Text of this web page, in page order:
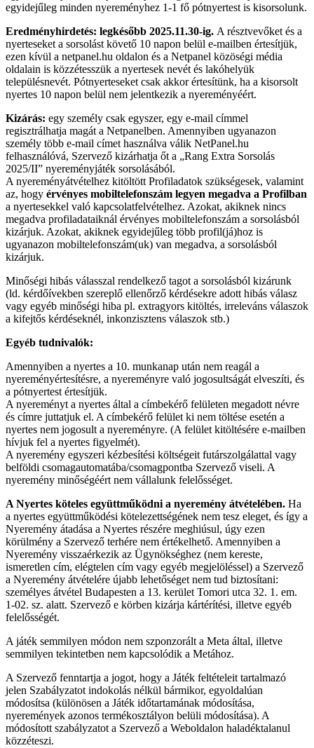
egyidejűleg minden nyereményhez 1-1 fő pótnyertest is kisorsolunk.
Eredményhirdetés: legkésőbb 2025.11.30-ig. A résztvevőket és a
nyerteseket a sorsolást követő 10 napon belül e-mailben értesítjük,
ezen kívül a netpanel.hu oldalon és a Netpanel közöségi média
oldalain is közzétesszük a nyertesek nevét és lakóhelyük
településnevét. Pótnyerteseket csak akkor értesítünk, ha a kisorsolt
nyertes 10 napon belül nem jelentkezik a nyereményéért.
Kizárás: egy személy csak egyszer, egy e-mail címmel
regisztrálhatja magát a Netpanelben. Amennyiben ugyanazon
személy több e-mail címet használva válik NetPanel.hu
felhasználóvá, Szervező kizárhatja őt a „Rang Extra Sorsolás
2025/II” nyereményjáték sorsolásából.
A nyereményátvételhez kitöltött Profiladatok szükségesek, valamint
az, hogy érvényes mobiltelefonszám legyen megadva a Profilban
a nyertesekkel való kapcsolatfelvételhez. Azokat, akiknek nincs
megadva profiladataiknál érvényes mobiltelefonszám a sorsolásból
kizárjuk. Azokat, akiknek egyidejűleg több profil(já)hoz is
ugyanazon mobiltelefonszám(uk) van megadva, a sorsolásból
kizárjuk.
Minőségi hibás válasszal rendelkező tagot a sorsolásból kizárunk
(ld. kérdőívekben szereplő ellenőrző kérdésekre adott hibás válasz
vagy egyéb minőségi hiba pl. extragyors kitöltés, irreleváns válaszok
a kifejtős kérdéseknél, inkonzisztens válaszok stb.)
Egyéb tudnivalók:
Amennyiben a nyertes a 10. munkanap után nem reagál a
nyereményértesítésre, a nyereményre való jogosultságát elveszíti, és
a pótnyertest értesítjük.
A nyereményt a nyertes által a címbekérő felületen megadott névre
és címre juttatjuk el. A címbekérő felület ki nem töltése esetén a
nyertes nem jogosult a nyereményre. (A felület kitöltésére e-mailben
hívjuk fel a nyertes figyelmét).
A nyeremény egyszeri kézbesítési költségeit futárszolgálattal vagy
belföldi csomagautomatába/csomagpontba Szervező viseli. A
nyeremény minőségéért nem vállalunk felelősséget.
A Nyertes köteles együttműködni a nyeremény átvételében. Ha
a nyertes együttműködési kötelezettségének nem tesz eleget, és így a
Nyeremény átadása a Nyertes részére meghiúsul, úgy ezen
körülmény a Szervező terhére nem értékelhető. Amennyiben a
Nyeremény visszaérkezik az Ügynökséghez (nem kereste,
ismeretlen cím, elégtelen cím vagy egyéb megjelöléssel) a Szervező
a Nyeremény átvételére újabb lehetőséget nem tud biztosítani:
személyes átvétel Budapesten a 13. kerület Tomori utca 32. 1. em.
1-02. sz. alatt. Szervező e körben kizárja kártérítési, illetve egyéb
felelősségét.
A játék semmilyen módon nem szponzorált a Meta által, illetve
semmilyen tekintetben nem kapcsolódik a Metához.
A Szervező fenntartja a jogot, hogy a Játék feltételeit tartalmazó
jelen Szabályzatot indokolás nélkül bármikor, egyoldalúan
módosítsa (különösen a Játék időtartamának módosítása,
nyeremények azonos termékosztályon belüli módosítása). A
módosított szabályzatot a Szervező a Weboldalon haladéktalanul
közzéteszi.